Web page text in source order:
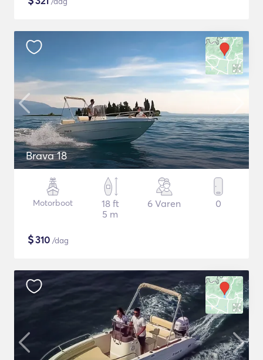
Brava 18
Motorboot
18 ft
5 m
6 Varen 0
$310 /dag